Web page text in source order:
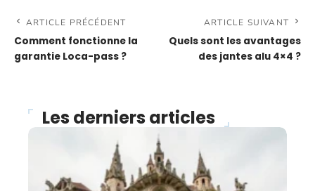
ARTICLE PRÉCÉDENT
Comment fonctionne la
garantie Loca-pass ?
ARTICLE SUIVANT
Quels sont les avantages
des jantes alu 4×4 ?
Les derniers articles